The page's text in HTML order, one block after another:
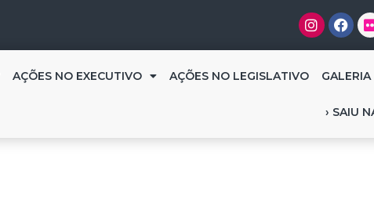
AÇÕES NO EXECUTIVO AÇÕES NO LEGISLATIVO GALERIA
› SAIU